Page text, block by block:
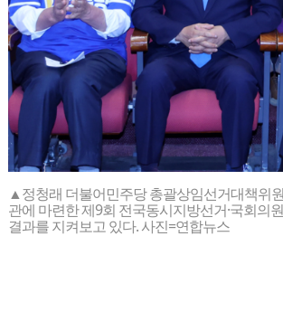
▲정청래 더불어민주당 총괄상임선거대책위
관에 마련한 제9회 전국동시지방선거·국회의
결과를 지켜보고 있다. 사진=연합뉴스